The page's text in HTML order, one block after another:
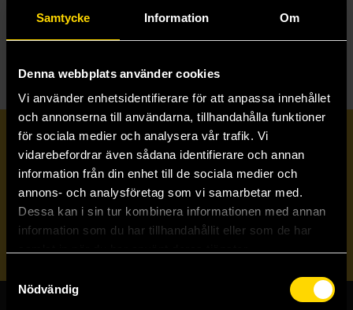
Samtycke Information Om
Denna webbplats använder cookies
Vi använder enhetsidentifierare för att anpassa innehållet
och annonserna till användarna, tillhandahålla funktioner
för sociala medier och analysera vår trafik. Vi
vidarebefordrar även sådana identifierare och annan
information från din enhet till de sociala medier och
annons- och analysföretag som vi samarbetar med.
Dessa kan i sin tur kombinera informationen med annan
information som du har tillhandahållit eller som de har
Nödvändig
SAMLINGSVOLYM
TECKNA & MÅLA TECKNAD SERIE
Prenumerera på vårt nyhetsbrev
Veckobrevet
Skicka